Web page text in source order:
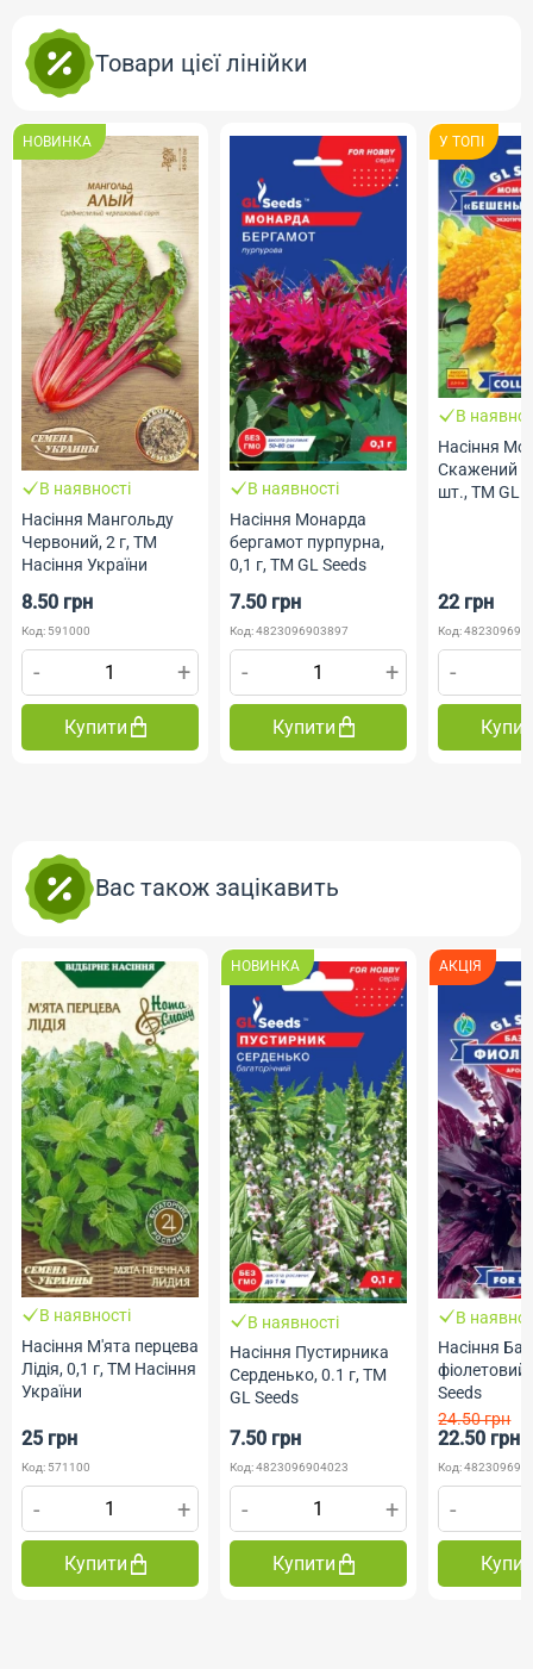
Товари цієї лінійки
НОВИНКА
В наявності
Насіння Мангольду
Червоний, 2 г, ТМ
Насіння України
8.50 грн
Код: 591000
- +
Купити
В наявності
Насіння Монарда
бергамот пурпурна,
0,1 г, ТМ GL Seeds
7.50 грн
Код: 4823096903897
- +
Купити
У ТОПI
В
Насіння
Скажений
шт., ТМ GL
22 грн
Код:
-
Вас також зацікавить
В наявності
Насіння М'ята перцева
Лідія, 0,1 г, ТМ Насіння
України
25 грн
Код: 571100
- +
Купити
НОВИНКА
В наявності
Насіння Пустирника
Серденько, 0.1 г, ТМ
GL Seeds
7.50 грн
Код: 4823096904023
- +
Купити
АКЦІЯ
В
Насіння
Seeds
24.50 грн
22.50 грн
Код:
-